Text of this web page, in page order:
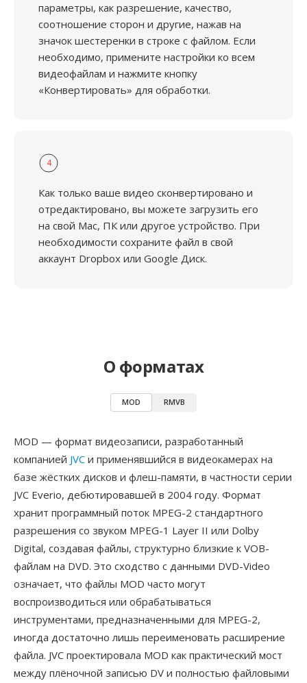
параметры, как разрешение, качество,
соотношение сторон и другие, нажав на
значок шестеренки в строке с файлом. Если
необходимо, примените настройки ко всем
видеофайлам и нажмите кнопку
«Конвертировать» для обработки.
4
Как только ваше видео сконвертировано и
отредактировано, вы можете загрузить его
на свой Mac, ПК или другое устройство. При
необходимости сохраните файл в свой
аккаунт Dropbox или Google Диск.
О форматах
MOD RMVB
MOD — формат видеозаписи, разработанный
компанией JVC и применявшийся в видеокамерах на
базе жёстких дисков и флеш-памяти, в частности серии
JVC Everio, дебютировавшей в 2004 году. Формат
хранит программный поток MPEG-2 стандартного
разрешения со звуком MPEG-1 Layer II или Dolby
Digital, создавая файлы, структурно близкие к VOB-
файлам на DVD. Это сходство с данными DVD-Video
означает, что файлы MOD часто могут
воспроизводиться или обрабатываться
инструментами, предназначенными для MPEG-2,
иногда достаточно лишь переименовать расширение
файла. JVC проектировала MOD как практический мост
между плёночной записью DV и полностью файловыми